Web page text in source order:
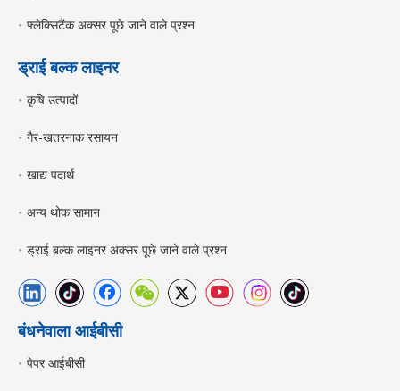
फ्लेक्सिटैंक अक्सर पूछे जाने वाले प्रश्न
ड्राई बल्क लाइनर
कृषि उत्पादों
गैर-खतरनाक रसायन
खाद्य पदार्थ
अन्य थोक सामान
ड्राई बल्क लाइनर अक्सर पूछे जाने वाले प्रश्न
बंधनेवाला आईबीसी
पेपर आईबीसी